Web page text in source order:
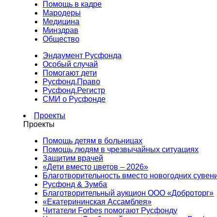
Помощь в кадре
Мародеры
Медицина
Минздрав
Общество
Эндаумент Русфонда
Особый случай
Помогают дети
Русфонд.Право
Русфонд.Регистр
СМИ о Русфонде
Проекты
Проекты
Помощь детям в больницах
Помощь людям в чрезвычайных ситуациях
Защитим врачей
«Дети вместо цветов – 2026»
Благотворительность вместо новогодних
Русфонд & Зумба
Благотворительный аукцион ООО «Доброторг»
«Екатерининская Ассамблея»
Читатели Forbes помогают Русфонду